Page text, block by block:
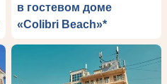
в гостевом доме
«Colibri Beach»*